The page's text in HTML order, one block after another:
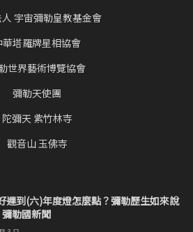
宇宙彌勒皇教基金會
華塔羅牌星相協會
世界藝術博覽協會
彌勒天使團
陀彌天 紫竹林寺
觀音山 玉佛寺
運到(六)年度燈怎麼點？彌勒歷生如來說
勒國新聞